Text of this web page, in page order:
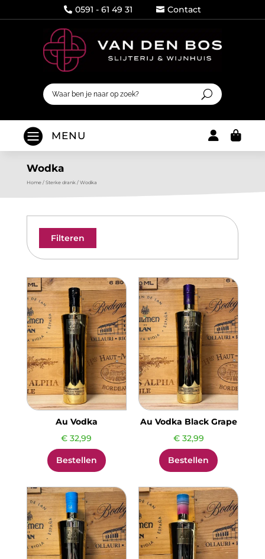
 0591 - 61 49 31  Contact
 MENU 
Wodka
Home/ Sterke drank / Wodka
Filteren
Au Vodka
€ 32,99
Bestellen
Au Vodka Black Grape
€32,99
Bestellen